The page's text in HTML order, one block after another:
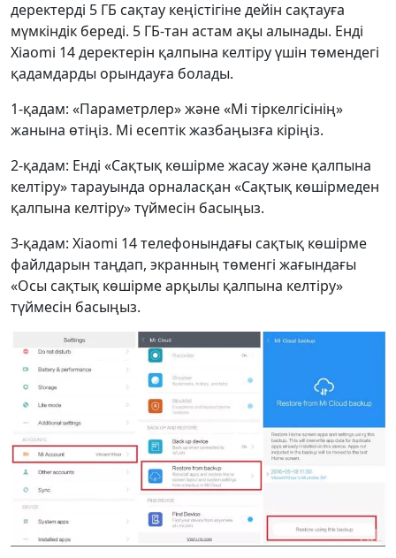
деректерді 5 ГБ сақтау кеңістігіне дейін сақтауға
мүмкіндік береді. 5 ГБ-тан астам ақы алынады. Енді
Xiaomi 14 деректерін қалпына келтіру үшін төмендегі
қадамдарды орындауға болады.
1-қадам: «Параметрлер» және «Mi тіркелгісінің»
жанына өтіңіз. Mi есептік жазбаңызға кіріңіз.
2-қадам: Енді «Сақтық көшірме жасау және қалпына
келтіру» тарауында орналасқан «Сақтық көшірмеден
қалпына келтіру» түймесін басыңыз.
3-қадам: Xiaomi 14 телефонындағы сақтық көшірме
файлдарын таңдап, экранның төменгі жағындағы
«Осы сақтық көшірме арқылы қалпына келтіру»
түймесін басыңыз.